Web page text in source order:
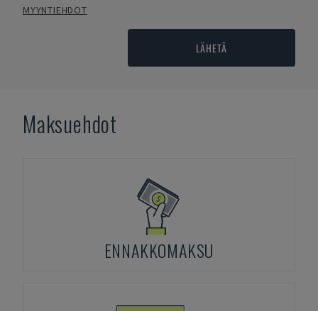
MYYNTIEHDOT
LÄHETÄ
Maksuehdot
ENNAKKOMAKSU